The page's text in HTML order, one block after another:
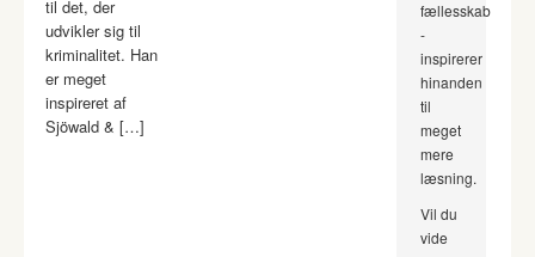
til det, der
udvikler sig til
kriminalitet. Han
er meget
inspireret af
Sjöwald & […]
fællesskab
-
inspirerer
hinanden
til
meget
mere
læsning.
Vil du
vide